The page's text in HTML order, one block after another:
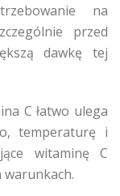
na
przed
dawkę tej
C łatwo ulega
temperaturę i
witaminę C
warunkach.